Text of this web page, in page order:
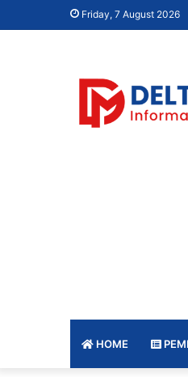
Friday, 7 August 2026
HOME